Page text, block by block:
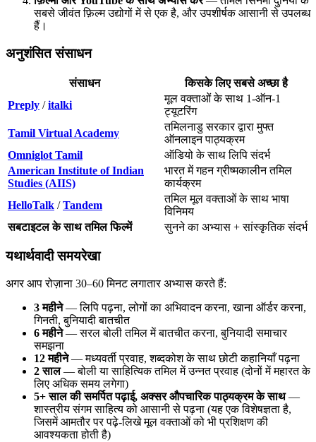
सबसे जीवंत फ़िल्म उद्योगों में से एक है, और उपशीर्षक आसानी से उपलब्ध
हैं।
अनुशंसित संसाधन
संसाधन
किसके लिए सबसे अच्छा है
Preply /italki
मूल वक्ताओं के साथ 1-ऑन-1
ट्यूटरिंग
Tamil Virtual Academy
तमिलनाडु सरकार द्वारा मुफ्त
ऑनलाइन पाठ्यक्रम
Omniglot Tamil
ऑडियो के साथ लिपि संदर्भ
American Institute of Indian
Studies (AIIS)
भारत में गहन ग्रीष्मकालीन तमिल
कार्यक्रम
HelloTalk /Tandem
तमिल मूल वक्ताओं के साथ भाषा
विनिमय
सबटाइटल के साथ तमिल फिल्में
सुनने का अभ्यास + सांस्कृतिक संदर्भ
यथार्थवादी समयरेखा
अगर आप रोज़ाना 30–60 मिनट लगातार अभ्यास करते हैं:
3 महीने— लिपि पढ़ना, लोगों का अभिवादन करना, खाना ऑर्डर करना,
गिनती, बुनियादी बातचीत
6 महीने— सरल बोली तमिल में बातचीत करना, बुनियादी समाचार
समझना
12 महीने— मध्यवर्ती प्रवाह, शब्दकोश के साथ छोटी कहानियाँ पढ़ना
2 साल— बोली या साहित्यिक तमिल में उन्नत प्रवाह (दोनों में महारत के
लिए अधिक समय लगेगा)
5+ साल की समर्पित पढ़ाई, अक्सर औपचारिक पाठ्यक्रम के साथ—
शास्त्रीय संगम साहित्य को आसानी से पढ़ना (यह एक विशेषज्ञता है,
जिसमें आमतौर पर पढ़े-लिखे मूल वक्ताओं को भी प्रशिक्षण की
आवश्यकता होती है)